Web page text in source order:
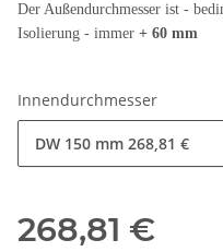
Der Außendurchmesser ist -
Isolierung - immer + 60 mm
Innendurchmesser
DW 150 mm 268,81 €
268,81 €